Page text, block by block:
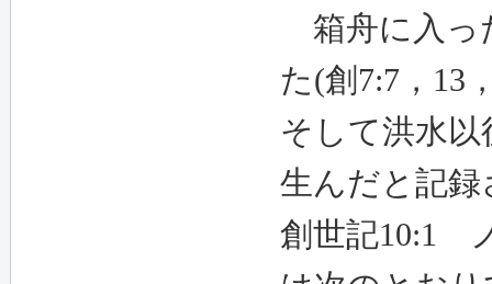
箱舟に入っ
た(創7:7，13
そして洪水
生んだと記
創世記10:1